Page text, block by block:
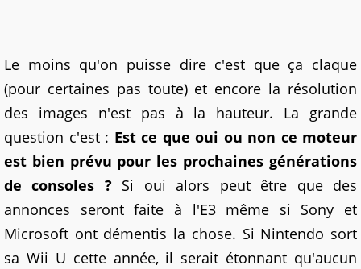
Le moins qu'on puisse dire c'est que ça claque
(pour certaines pas toute) et encore la résolution
des images n'est pas à la hauteur. La grande
question c'est : Est ce que oui ou non ce moteur
est bien prévu pour les prochaines générations
de consoles ?Si oui alors peut être que des
annonces seront faite à l'E3 même si Sony et
Microsoft ont démentis la chose. Si Nintendo sort
sa Wii U cette année, il serait étonnant qu'aucun